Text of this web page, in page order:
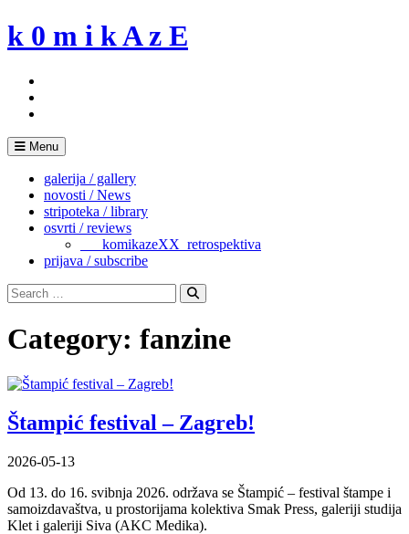
Skip
to
k 0 m i k A z E
Menu
galerija / gallery
novosti / News
stripoteka / library
osvrti / reviews
___komikazeXX_retrospektiva
prijava / subscribe
Search
for:
Search
Category: fanzine
Štampić festival – Zagreb!
2026-05-13
Od 13. do 16. svibnja 2026. održava se Štampić – festival štampe i
samoizdavaštva, u prostorijama kolektiva Smak Press, galeriji studija
Klet i galeriji Siva (AKC Medika).